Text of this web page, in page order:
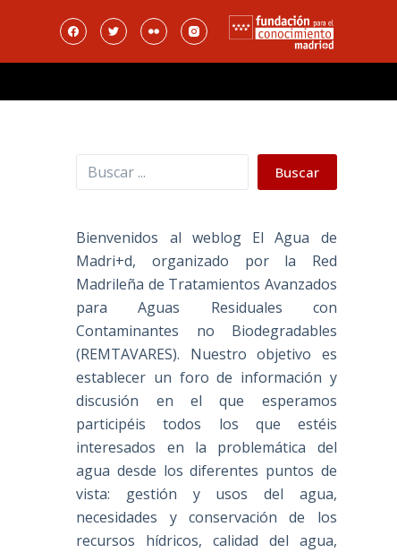
Buscar Buscar
Bienvenidos al weblog El Agua de
Madri+d, organizado por la Red
Madrileña de Tratamientos Avanzados
para Aguas Residuales con
Contaminantes no Biodegradables
(REMTAVARES). Nuestro objetivo es
establecer un foro de información y
discusión en el que esperamos
participéis todos los que estéis
interesados en la problemática del
agua desde los diferentes puntos de
vista: gestión y usos del agua,
necesidades y conservación de los
recursos hídricos, calidad del agua,